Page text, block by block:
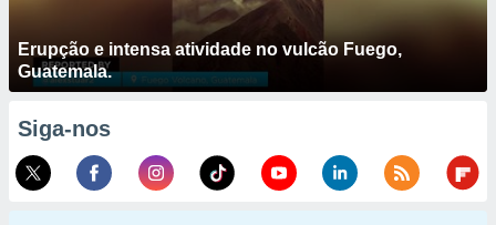
Erupção e intensa atividade no vulcão Fuego,
Guatemala.
Siga-nos